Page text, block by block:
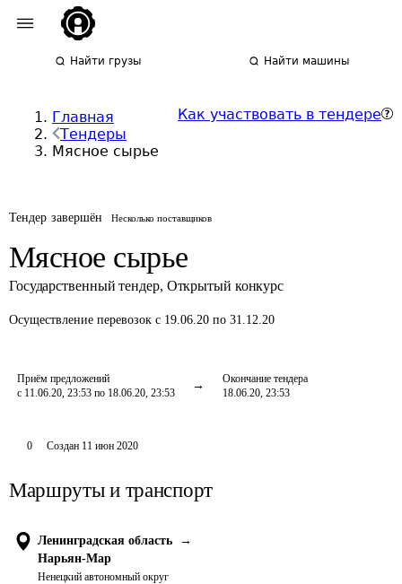
Найти грузы Найти машины
Главная
Тендеры
Мясное сырье
Как участвовать в тендере
Тендер завершён Несколько поставщиков
Мясное сырье
Государственный тендер, Открытый конкурс
Осуществление перевозок с 19.06.20 по 31.12.20
Приём предложений
с 11.06.20, 23:53 по 18.06.20, 23:53
Окончание тендера
18.06.20, 23:53
0 Создан 11 июн 2020
Маршруты и транспорт
Ленинградская область
→
Нарьян-Мар
Ненецкий автономный округ